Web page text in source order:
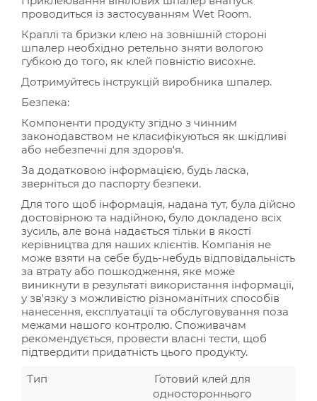
проводиться із застосуванням Wet Room.
Краплі та бризки клею на зовнішній стороні
шпалер необхідно ретельно зняти вологою
губкою до того, як клей повністю висохне.
Дотримуйтесь інструкцій виробника шпалер.
Безпека:
Компоненти продукту згідно з чинним
законодавством не класифікуються як шкідливі
або небезпечні для здоров'я.
За додатковою інформацією, будь ласка,
зверніться до паспорту безпеки.
Для того щоб інформація, надана тут, була дійсно
достовірною та надійною, було докладено всіх
зусиль, але вона надається тільки в якості
керівництва для наших клієнтів. Компанія не
може взяти на себе будь-небудь відповідальність
за втрату або пошкодження, яке може
виникнути в результаті використання інформації,
у зв'язку з можливістю різноманітних способів
нанесення, експлуатації та обслуговування поза
межами нашого контролю. Споживачам
рекомендується, провести власні тести, щоб
підтвердити придатність цього продукту.
Тип
Готовий клей для
одностороннього